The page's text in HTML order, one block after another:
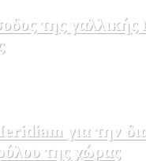
της
για την
της χώρας